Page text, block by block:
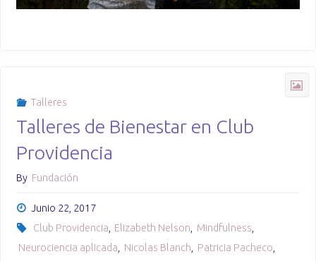
Talleres
Talleres de Bienestar en Club
Providencia
By Fundación
Junio 22, 2017
Club Providencia, Elizabeth Nelson, Mindfulness,
Neurociencia aplicada, Nicolas Blanch, Patricia Pacheco,